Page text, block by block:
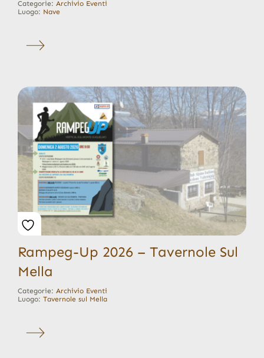
Categorie: Archivio Eventi
Luogo: Nave
Rampeg-Up 2026 – Tavernole Sul
Mella
Categorie: Archivio Eventi
Luogo: Tavernole sul Mella